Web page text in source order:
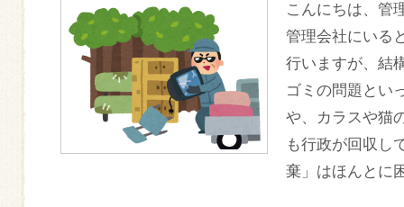
こんにちは、管
管理会社にいる
行いますが、結
ゴミの問題とい
や、カラスや猫
も行政が回収し
棄」はほんとに